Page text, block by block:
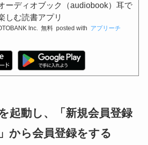
ーディオブック（audiobook）耳で
しむ読書アプリ
Inc. 無料 posted with アプリーチ
起動し、「新規会員登録
から会員登録をする